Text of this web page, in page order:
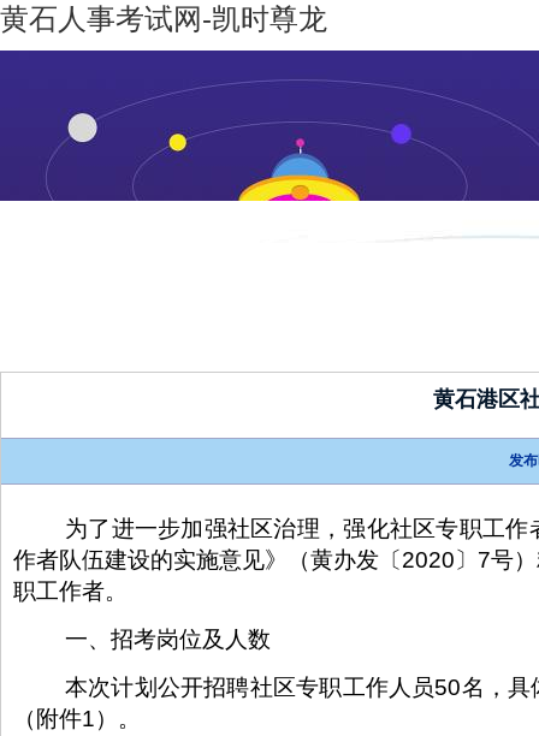
黄石人事考试网-凯时尊龙
黄石港区
发
为了进一步加强社区治理，强化社区专职工
作者队伍建设的实施意见》（黄办发〔2020〕7号
职工作者。
一、招考岗位及人数
本次计划公开招聘社区专职工作人员50名，
（附件1）。